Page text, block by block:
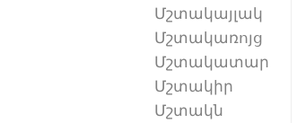
Մշտակայլակ
Մշտակառոյց
Մշտակատար
Մշտակիր
Մշտակն